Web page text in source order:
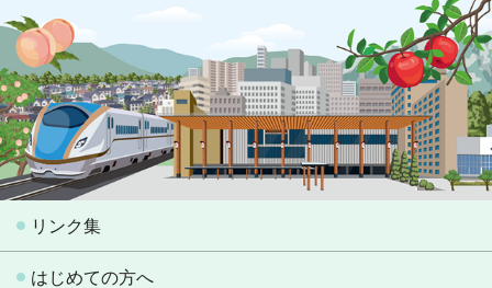
リンク集
はじめての方へ